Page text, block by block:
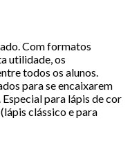
Com formatos
utilidade, os
todos os alunos.
para se encaixarem
para lápis de cor
clássico e para